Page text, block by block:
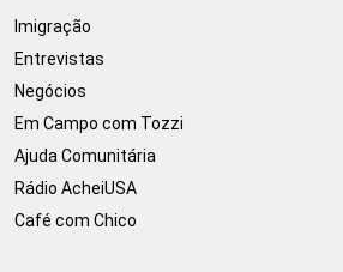
Imigração
Entrevistas
Negócios
Em Campo com Tozzi
Ajuda Comunitária
Rádio AcheiUSA
Café com Chico